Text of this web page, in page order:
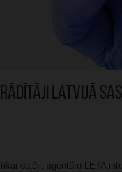
Latvijā
daļēji, aģentūru LETA